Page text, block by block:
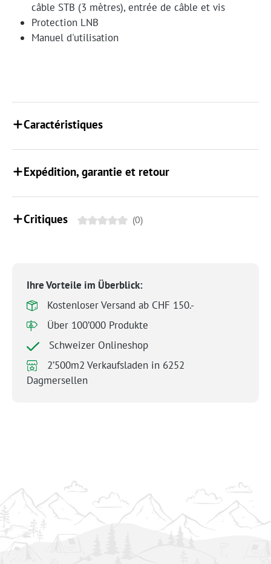
câble STB (3 mètres), entrée de câble et vis
Protection LNB
Manuel d'utilisation
Caractéristiques
Expédition, garantie et retour
Critiques (0)
Ihre Vorteile im Überblick:
Kostenloser Versand ab CHF 150.-
Über 100’000 Produkte
Schweizer Onlineshop
2’500m2 Verkaufsladen in 6252
Dagmersellen